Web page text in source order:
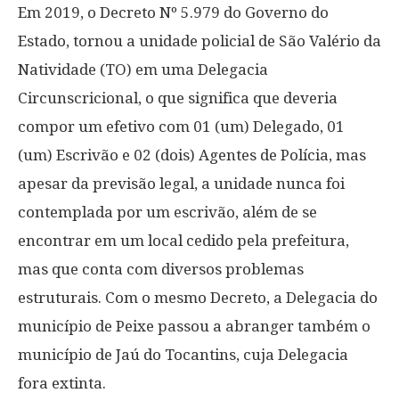
Em 2019, o Decreto Nº 5.979 do Governo do
Estado, tornou a unidade policial de São Valério da
Natividade (TO) em uma Delegacia
Circunscricional, o que significa que deveria
compor um efetivo com 01 (um) Delegado, 01
(um) Escrivão e 02 (dois) Agentes de Polícia, mas
apesar da previsão legal, a unidade nunca foi
contemplada por um escrivão, além de se
encontrar em um local cedido pela prefeitura,
mas que conta com diversos problemas
estruturais. Com o mesmo Decreto, a Delegacia do
município de Peixe passou a abranger também o
município de Jaú do Tocantins, cuja Delegacia
fora extinta.